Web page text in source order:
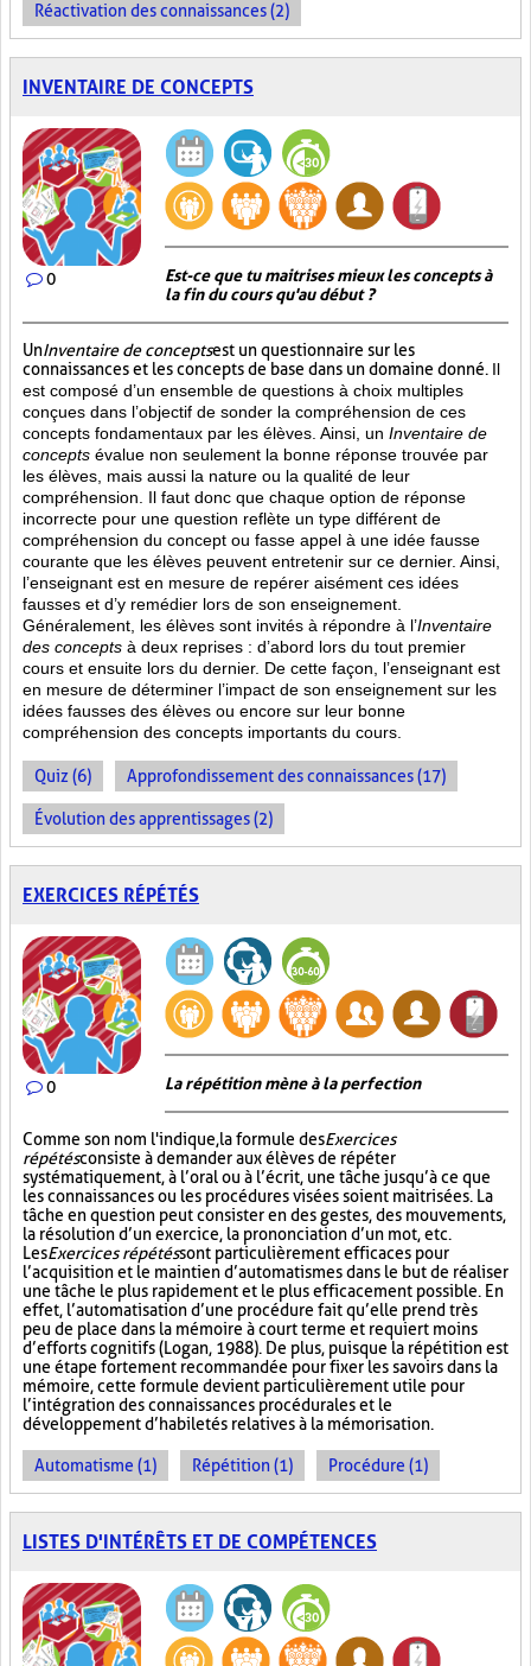
Réactivation des connaissances (2)
INVENTAIRE DE CONCEPTS
0
Est-ce que tu maitrises mieux les concepts à
la fin du cours qu'au début ?
UnInventaire de conceptsest un questionnaire sur les
connaissances et les concepts de base dans un domaine donné. Il
est composé d’un ensemble de questions à choix multiples
conçues dans l’objectif de sonder la compréhension de ces
concepts fondamentaux par les élèves. Ainsi, un Inventaire de
concepts évalue non seulement la bonne réponse trouvée par
les élèves, mais aussi la nature ou la qualité de leur
compréhension. Il faut donc que chaque option de réponse
incorrecte pour une question reflète un type différent de
compréhension du concept ou fasse appel à une idée fausse
courante que les élèves peuvent entretenir sur ce dernier. Ainsi,
l’enseignant est en mesure de repérer aisément ces idées
fausses et d’y remédier lors de son enseignement.
Généralement, les élèves sont invités à répondre à l’Inventaire
des concepts à deux reprises : d’abord lors du tout premier
cours et ensuite lors du dernier. De cette façon, l’enseignant est
en mesure de déterminer l’impact de son enseignement sur les
idées fausses des élèves ou encore sur leur bonne
compréhension des concepts importants du cours.
Quiz (6) Approfondissement des connaissances (17)
Évolution des apprentissages (2)
EXERCICES RÉPÉTÉS
0 La répétition mène à la perfection
Comme son nom l'indique, la formule desExercices
répétésconsiste à demander aux élèves de répéter
systématiquement, à l’oral ou à l’écrit, une tâche jusqu’à ce que
les connaissances ou les procédures visées soient maitrisées. La
tâche en question peut consister en des gestes, des mouvements,
la résolution d’un exercice, la prononciation d’un mot, etc.
LesExercices répétéssont particulièrement efficaces pour
l’acquisition et le maintien d’automatismes dans le but de réaliser
une tâche le plus rapidement et le plus efficacement possible. En
effet, l’automatisation d’une procédure fait qu’elle prend très
peu de place dans la mémoire à court terme et requiert moins
d’efforts cognitifs (Logan, 1988). De plus, puisque la répétition est
une étape fortement recommandée pour fixer les savoirs dans la
mémoire, cette formule devient particulièrement utile pour
l’intégration des connaissances procédurales et le
développement d’habiletés relatives à la mémorisation.
Automatisme (1) Répétition (1) Procédure (1)
LISTES D'INTÉRÊTS ET DE COMPÉTENCES